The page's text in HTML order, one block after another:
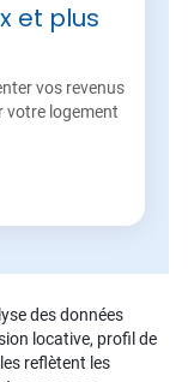
et plus
vos revenus
votre logement
des données
locative, profil de
reflètent les